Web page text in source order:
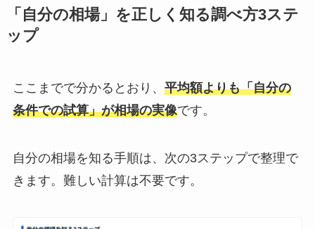
「自分の相場」を正しく知る調べ方3ステ
ップ
ここまでで分かるとおり、 平均額よりも「自分の
条件での試算」が相場の実像です。
自分の相場を知る手順は、次の3ステップで整理で
きます。難しい計算は不要です。